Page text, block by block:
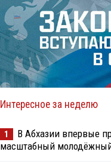
Интересное за неделю
1
В Абхазии впервые
масштабный